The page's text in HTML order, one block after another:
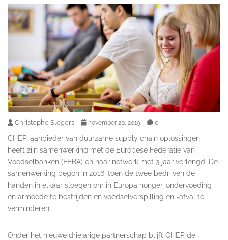
Christophe Slegers november 20, 2019 0
CHEP, aanbieder van duurzame supply chain oplossingen,
heeft zijn samenwerking met de Europese Federatie van
Voedselbanken (FEBA) en haar netwerk met 3 jaar verlengd. De
samenwerking begon in 2016, toen de twee bedrijven de
handen in elkaar sloegen om in Europa honger, ondervoeding
en armoede te bestrijden en voedselverspilling en -afval te
verminderen.
Onder het nieuwe driejarige partnerschap blijft CHEP de